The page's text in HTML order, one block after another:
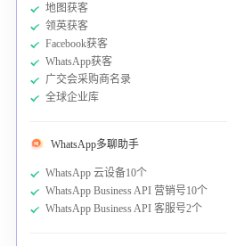
地图获客
领英获客
Facebook获客
WhatsApp获客
广交会采购商名录
全球企业库
WhatsApp多聊助手
WhatsApp 云设备10个
WhatsApp Business API 营销号10个
WhatsApp Business API 客服号2个